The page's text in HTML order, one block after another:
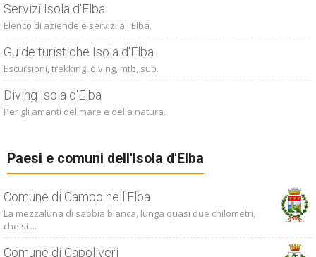
Servizi Isola d'Elba
Elenco di aziende e servizi all'Elba.
Guide turistiche Isola d'Elba
Escursioni, trekking, diving, mtb, sub.
Diving Isola d'Elba
Per gli amanti del mare e della natura.
Paesi e comuni dell'Isola d'Elba
Comune di Campo nell'Elba
La mezzaluna di sabbia bianca, lunga quasi due chilometri,
che si ...
Comune di Capoliveri